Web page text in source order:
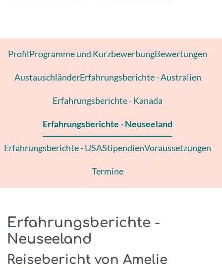
ProfilProgramme und KurzbewerbungBewertungen
AustauschländerErfahrungsberichte - Australien
Erfahrungsberichte - Kanada
Erfahrungsberichte - Neuseeland
Erfahrungsberichte - USAStipendienVoraussetzungen
Termine
Erfahrungsberichte -
Neuseeland
Reisebericht von Amelie